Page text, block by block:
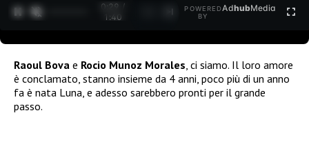
0:30 /
1:40
POWERED
BY
AdhubMedia
Raoul Bova e Rocio Munoz Morales , ci siamo. Il loro amore
è conclamato, stanno insieme da 4 anni, poco più di un anno
fa è nata Luna, e adesso sarebbero pronti per il grande
passo.